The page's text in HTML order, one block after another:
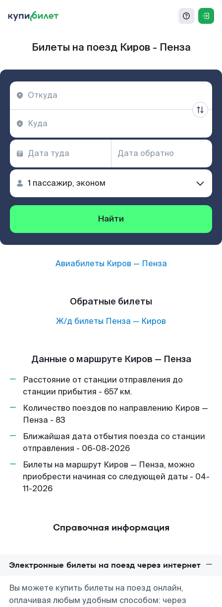
Билеты на поезд Киров - Пенза
Найти
Авиабилеты Киров — Пенза
Обратные билеты
Ж/д билеты Пенза — Киров
Данные о маршруте Киров — Пенза
Расстояние от станции отправления до
станции прибытия - 657 км.
Количество поездов по направлению Киров —
Пенза - 83
Ближайшая дата отбытия поезда со станции
отправления - 06-08-2026
Билеты на маршрут Киров — Пенза, можно
приобрести начиная со следующей даты - 04-
11-2026
Справочная информация
Электронные билеты на поезд через интернет
Вы можете купить билеты на поезд онлайн,
оплачивая любым удобным способом: через